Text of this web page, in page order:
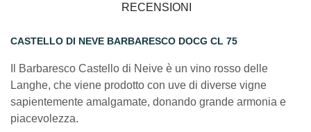
RECENSIONI
CASTELLO DI NEVE BARBARESCO DOCG CL 75
Il Barbaresco Castello di Neive è un vino rosso delle
Langhe, che viene prodotto con uve di diverse vigne
sapientemente amalgamate, donando grande armonia e
piacevolezza.